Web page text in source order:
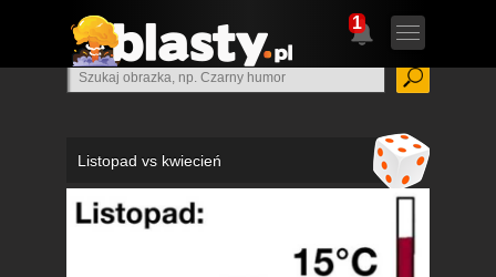
1
Listopad vs kwiecień